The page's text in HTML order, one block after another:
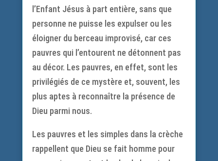
l’Enfant Jésus à part entière, sans que
personne ne puisse les expulser ou les
éloigner du berceau improvisé, car ces
pauvres qui l’entourent ne détonnent pas
au décor. Les pauvres, en effet, sont les
privilégiés de ce mystère et, souvent, les
plus aptes à reconnaître la présence de
Dieu parmi nous.
Les pauvres et les simples dans la crèche
rappellent que Dieu se fait homme pour